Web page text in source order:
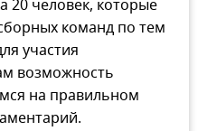
20 человек, которые
команд по тем
участия
возможность
на правильном